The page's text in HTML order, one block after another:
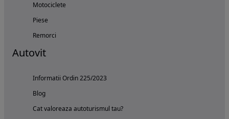
Motociclete
Piese
Remorci
Autovit
Informatii Ordin 225/2023
Blog
Cat valoreaza autoturismul tau?